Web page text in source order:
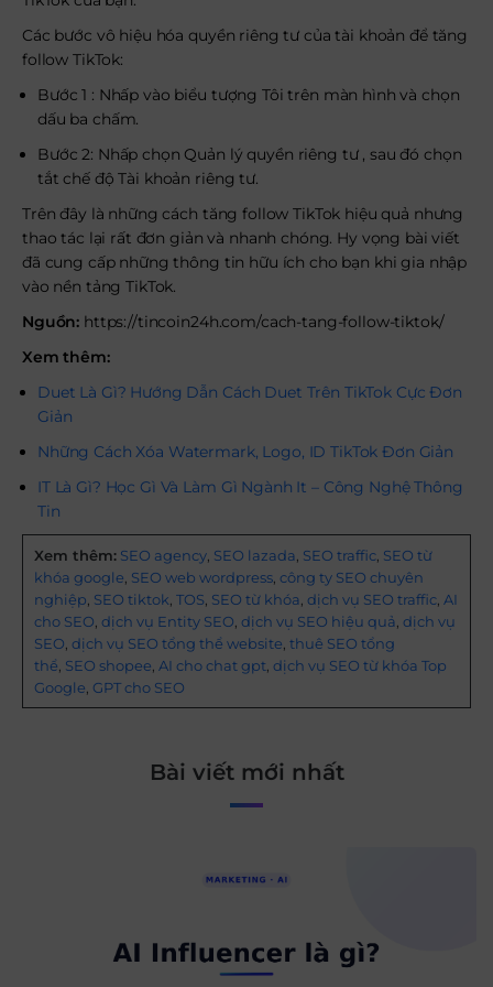
Các bước vô hiệu hóa quyền riêng tư của tài khoản để tăng
follow TikTok:
Bước 1 : Nhấp vào biểu tượng Tôi trên màn hình và chọn
dấu ba chấm.
Bước 2: Nhấp chọn Quản lý quyền riêng tư , sau đó chọn
tắt chế độ Tài khoản riêng tư.
Trên đây là những cách tăng follow TikTok hiệu quả nhưng
thao tác lại rất đơn giản và nhanh chóng. Hy vọng bài viết
đã cung cấp những thông tin hữu ích cho bạn khi gia nhập
vào nền tảng TikTok.
Nguồn: https://tincoin24h.com/cach-tang-follow-tiktok/
Xem thêm:
Duet Là Gì? Hướng Dẫn Cách Duet Trên TikTok Cực Đơn
Giản
Những Cách Xóa Watermark, Logo, ID TikTok Đơn Giản
IT Là Gì? Học Gì Và Làm Gì Ngành It – Công Nghệ Thông
Tin
Xem thêm: SEO agency SEO lazada SEO traffic SEO từ
khóa google SEO web wordpress công ty SEO chuyên
nghiệp SEO tiktok TOS SEO từ khóa dịch vụ SEO traffic AI
cho SEO dịch vụ Entity SEO dịch vụ SEO hiệu quả dịch vụ
SEO dịch vụ SEO tổng thể website thuê SEO tổng
thể SEO shopee AI cho chat gpt dịch vụ SEO từ khóa Top
Google GPT cho SEO
Bài viết mới nhất